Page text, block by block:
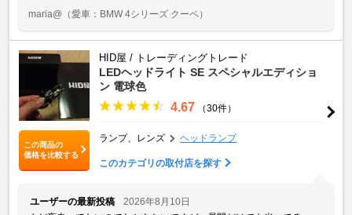
maria@ （愛車：BMW 4シリーズ クーペ）
この商品の
価格を比較する
HID屋 / トレーディングトレード
LEDヘッドライト SE スペシャルエディショ
ン 電球色
4.67 （30件）
ランプ、レンズ ヘッドランプ
このカテゴリの取付店を探す
ユーザーの最新投稿
2026年8月10日